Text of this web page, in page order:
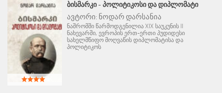
ᲑᲘᲡᲛᲐᲠᲙᲘ - ᲞᲝᲚᲘᲢᲘᲙᲝᲡᲘ ᲓᲐ ᲓᲘᲞᲚᲝᲛᲐᲢᲘ
ავტორი: ნოდარ დარსანია
ნაშრომში წარმოდგენილია XIX საუკუნის II
ნახევარში, ევროპის ერთ-ერთი პუდიდესი
სახელმწიფო მოღვაწის დიპლომატისა და
პოლიტიკოს